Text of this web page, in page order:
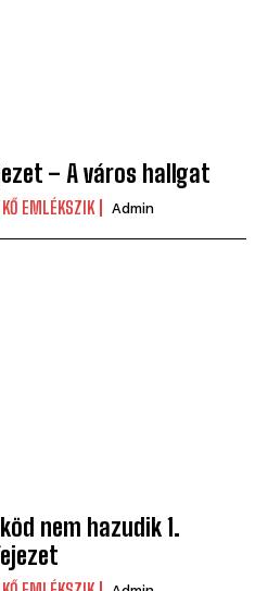
– A város hallgat
EMLÉKSZIK Admin
nem hazudik 1.